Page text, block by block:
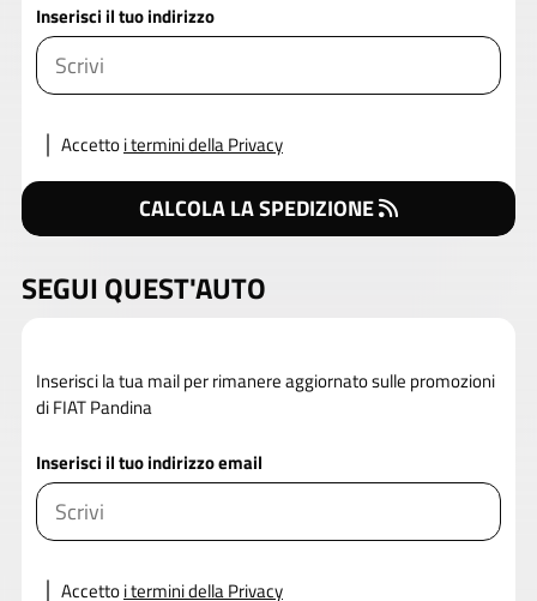
Inserisci il tuo indirizzo
Accettoi termini della Privacy
CALCOLA LA SPEDIZIONE
SEGUI QUEST'AUTO
Inserisci la tua mail per rimanere aggiornato sulle promozioni
di FIAT Pandina
Inserisci il tuo indirizzo email
Accettoi termini della Privacy